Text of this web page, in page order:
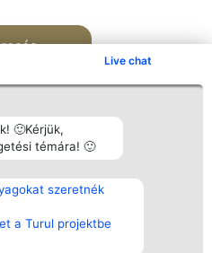
Live chat
🙂Kérjük,
témára! 🙂
szeretnék
a Turul projektbe
Elérhetőség
Elérhetőség